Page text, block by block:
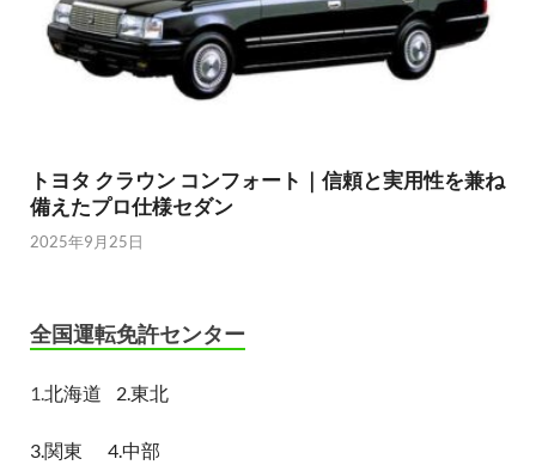
トヨタ クラウン コンフォート｜信頼と実用性を兼ね
備えたプロ仕様セダン
2025年9月25日
全国運転免許センター
1. 北海道 2.東北
3.関東 4.中部